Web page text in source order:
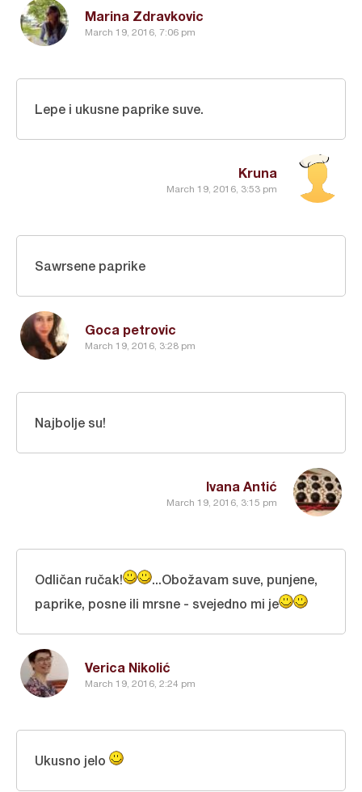
Marina Zdravkovic
March 19, 2016, 7:06 pm
Kruna
March 19, 2016, 3:53 pm
Lepe i ukusne paprike suve.
Goca petrovic
March 19, 2016, 3:28 pm
Sawrsene paprike
Ivana Antić
March 19, 2016, 3:15 pm
Najbolje su!
Verica Nikolić
March 19, 2016, 2:24 pm
Odličan ručak!
...Obožavam suve, punjene,
paprike, posne ili mrsne - svejedno mi je
Ukusno jelo